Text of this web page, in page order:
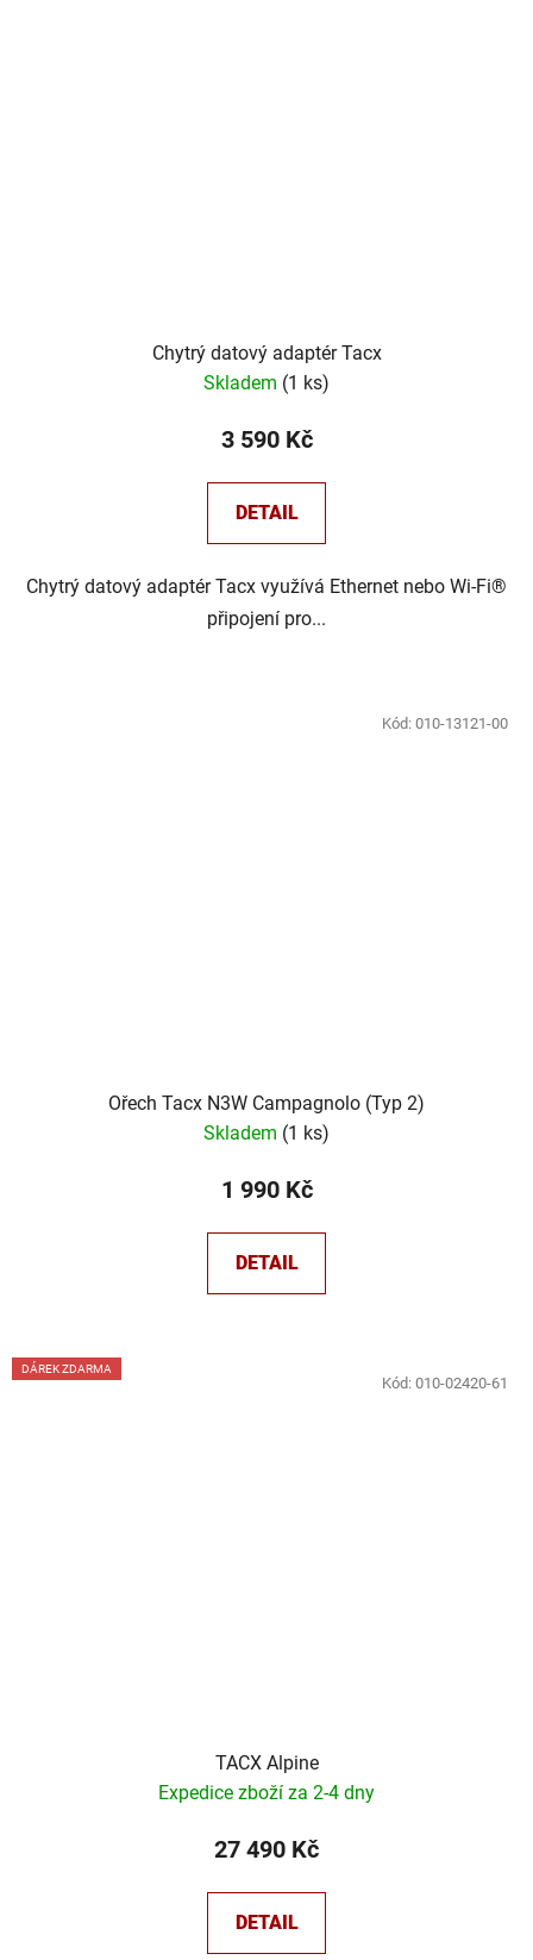
Chytrý datový adaptér Tacx
Skladem (1 ks)
3 590 Kč
DETAIL
Chytrý datový adaptér Tacx využívá Ethernet nebo Wi-Fi®
připojení pro...
Ořech Tacx N3W Campagnolo (Typ 2)
Skladem (1 ks)
1 990 Kč
DETAIL
Kód: 010-13121-00
DÁREK ZDARMA
TACX Alpine
Expedice zboží za 2-4 dny
27 490 Kč
DETAIL
Kód: 010-02420-61